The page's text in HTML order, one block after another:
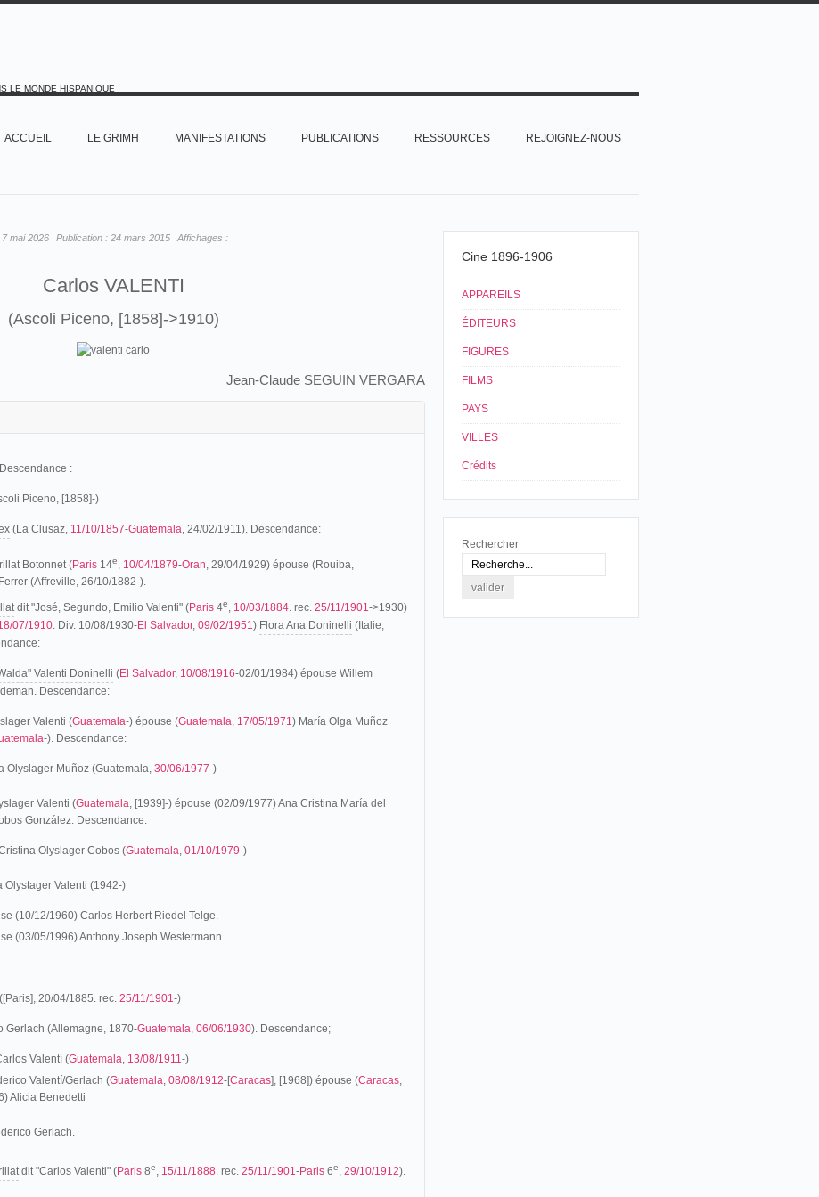
LE MONDE HISPANIQUE
ACCUEIL LE GRIMH MANIFESTATIONS PUBLICATIONS RESSOURCES REJOIGNEZ-NOUS
7 mai 2026 Publication : 24 mars 2015
Affichages :
Carlos VALENTI
(Ascoli Piceno, [1858]->1910)
Jean-Claude SEGUIN VERGARA
:
Piceno, [1858]-)
(La Clusaz, 11/10/1857-Guatemala, 24/02/1911). Descendance:
Botonnet (Paris 14e, 10/04/1879-Oran, 29/04/1929) épouse (Rouiba,
(Affreville, 26/10/1882-).
dit "José, Segundo, Emilio Valenti" (Paris 4e, 10/03/1884. rec. 25/11/1901->1930)
07/1910. Div. 10/08/1930-El Salvador, 09/02/1951) Flora Ana Doninelli (Italie,
Valenti Doninelli (El Salvador, 10/08/1916-02/01/1984) épouse Willem
Descendance:
Valenti (Guatemala-) épouse (Guatemala, 17/05/1971) María Olga Muñoz
-). Descendance:
Olyslager Muñoz (Guatemala, 30/06/1977-)
Valenti (Guatemala, [1939]-) épouse (02/09/1977) Ana Cristina María del
González. Descendance:
Olyslager Cobos (Guatemala, 01/10/1979-)
Olystager Valenti (1942-)
(10/12/1960) Carlos Herbert Riedel Telge.
(03/05/1996) Anthony Joseph Westermann.
20/04/1885. rec. 25/11/1901-)
Gerlach (Allemagne, 1870-Guatemala, 06/06/1930). Descendance;
Valentí (Guatemala, 13/08/1911-)
Valentí/Gerlach (Guatemala, 08/08/1912-[Caracas], [1968]) épouse (Caracas,
Alicia Benedetti
Gerlach.
dit "Carlos Valenti" (Paris 8e, 15/11/1888. rec. 25/11/1901-Paris 6e, 29/10/1912).
Cine 1896-1906
APPAREILS
ÉDITEURS
FIGURES
FILMS
PAYS
VILLES
Crédits
Rechercher